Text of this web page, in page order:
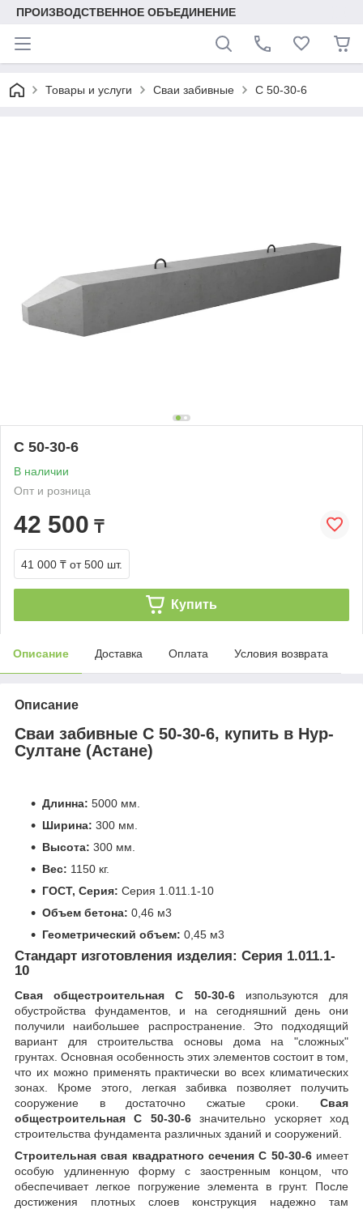
ПРОИЗВОДСТВЕННОЕ ОБЪЕДИНЕНИЕ
Товары и услуги Сваи забивные С 50-30-6
С 50-30-6
В наличии
Опт и розница
42 500 ₸
41 000 ₸ от 500 шт.
Купить
Описание Доставка Оплата Условия возврата
Описание
Сваи забивные С 50-30-6, купить в Нур-
Султане (Астане)
Длинна: 5000 мм.
Ширина: 300 мм.
Высота: 300 мм.
Вес: 1150 кг.
ГОСТ, Серия: Серия 1.011.1-10
Объем бетона: 0,46 м3
Геометрический объем: 0,45 м3
Стандарт изготовления изделия: Серия 1.011.1-
10
Свая общестроительная С 50-30-6 изпользуются для
обустройства фундаментов, и на сегодняшний день они
получили наибольшее распространение. Это подходящий
вариант для строительства основы дома на "сложных"
грунтах. Основная особенность этих элементов состоит в том,
что их можно применять практически во всех климатических
зонах. Кроме этого, легкая забивка позволяет получить
сооружение в достаточно сжатые сроки. Свая
общестроительная С 50-30-6значительно ускоряет ход
строительства фундамента различных зданий и сооружений.
Строительная свая квадратного сечения С 50-30-6имеет
особую удлиненную форму с заостренным концом, что
обеспечивает легкое погружение элемента в грунт. После
достижения плотных слоев конструкция надежно там